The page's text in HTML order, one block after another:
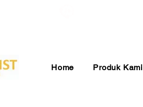
Home Produk Kami